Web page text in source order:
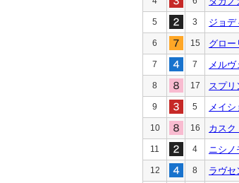
5 3 ジョデ
6 15 グロー
7 7 メル
8 17 スプリ
9 5 メイ
10 16 カスク
11 4 ニシノ
12 8 ラヴセ